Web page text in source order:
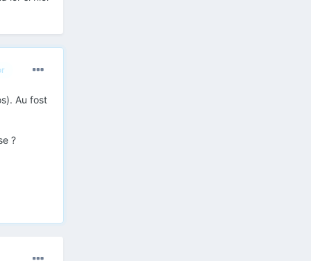
Au fost
?